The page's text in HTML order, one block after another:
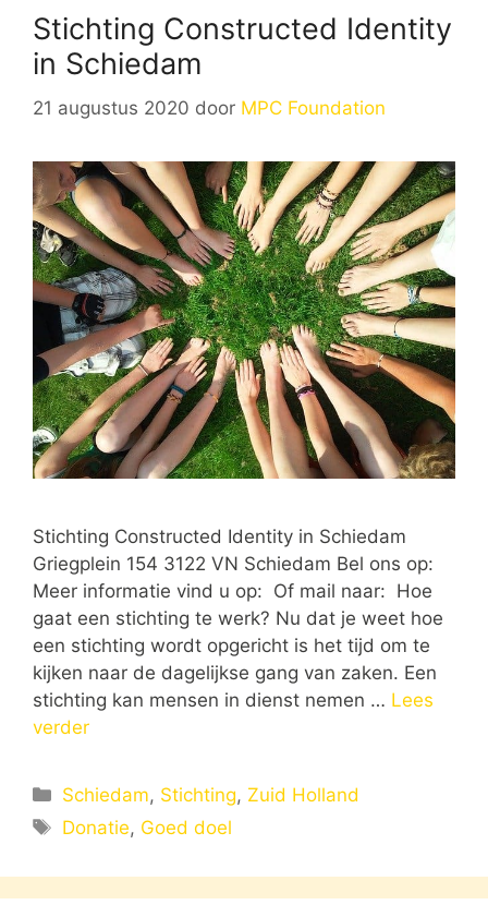
Stichting Constructed Identity
in Schiedam
21 augustus 2020 door MPC Foundation
Stichting Constructed Identity in Schiedam
Griegplein 154 3122 VN Schiedam Bel ons op:
Meer informatie vind u op: Of mail naar: Hoe
gaat een stichting te werk? Nu dat je weet hoe
een stichting wordt opgericht is het tijd om te
kijken naar de dagelijkse gang van zaken. Een
stichting kan mensen in dienst nemen … Lees
verder
Categorieën
Schiedam, Stichting, Zuid Holland
Tags
Donatie, Goed doel